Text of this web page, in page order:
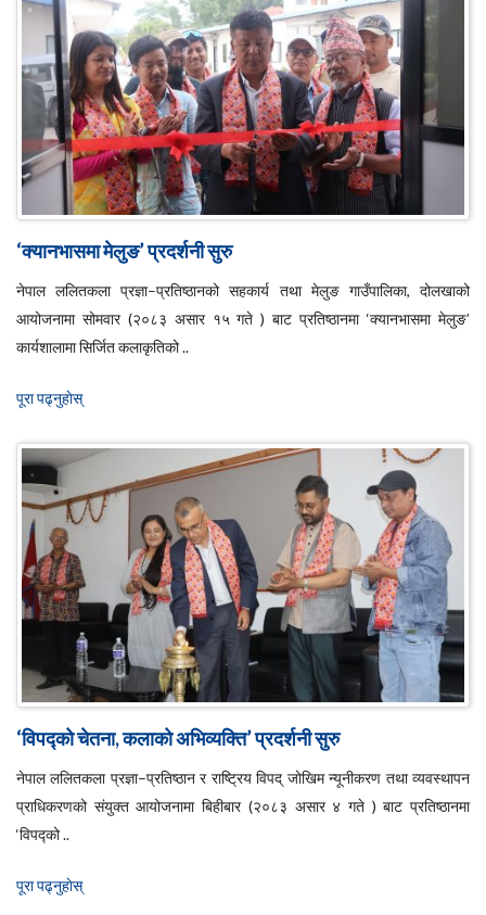
‘क्यानभासमा मेलुङ’ प्रदर्शनी सुरु
नेपाल ललितकला प्रज्ञा–प्रतिष्ठानको सहकार्य तथा मेलुङ गाउँपालिका, दोलखाको
आयोजनामा सोमवार (२०८३ असार १५ गते ) बाट प्रतिष्ठानमा ‘क्यानभासमा मेलुङ’
कार्यशालामा सिर्जित कलाकृतिको ..
पूरा पढ्नुहाेस्
‘विपद्को चेतना, कलाको अभिव्यक्ति’ प्रदर्शनी सुरु
नेपाल ललितकला प्रज्ञा–प्रतिष्ठान र राष्ट्रिय विपद् जोखिम न्यूनीकरण तथा व्यवस्थापन
प्राधिकरणको संयुक्त आयोजनामा बिहीबार (२०८३ असार ४ गते ) बाट प्रतिष्ठानमा
‘विपद्को ..
पूरा पढ्नुहाेस्